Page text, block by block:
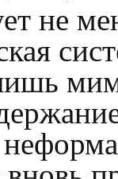
не